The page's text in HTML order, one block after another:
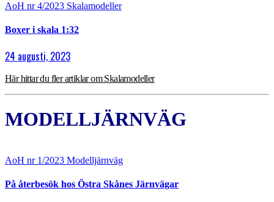
AoH nr 4/2023 Skalamodeller
Boxer i skala 1:32
24 augusti, 2023
Här hittar du fler artiklar om Skalamodeller
MODELLJÄRNVÄG
AoH nr 1/2023 Modelljärnväg
På återbesök hos Östra Skånes Järnvägar